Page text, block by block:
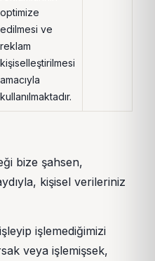
optimize
edilmesi ve
reklam
kişiselleştirilmesi
amacıyla
kullanılmaktadır.
bize şahsen,
kişisel verileriniz
işlemediğimizi
veya işlemişsek,